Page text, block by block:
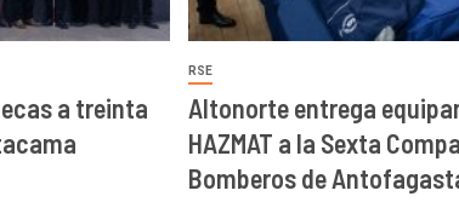
a treinta
RSE
Altonorte entrega
HAZMAT a la Sexta
Bomberos de